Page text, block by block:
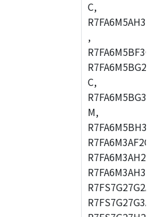
C,
,
C,
M,